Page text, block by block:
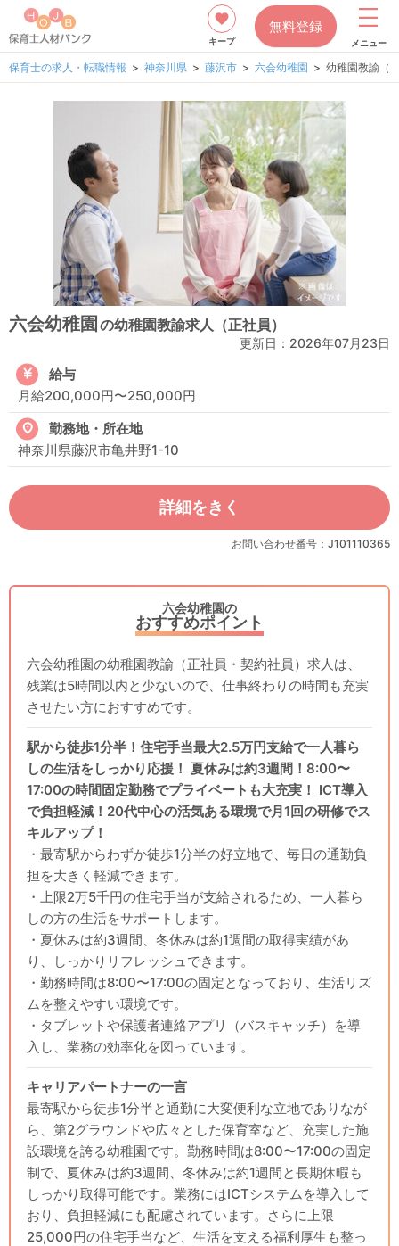
キープ
無料登録
メニュー
保育士の求人・転職情報 神奈川県 藤沢市 六会幼稚園 幼稚園教諭（
六会幼稚園 の幼稚園教諭求人（正社員）
更新日： 2026年07月23日
給与
月給200,000円〜250,000円
勤務地・所在地
神奈川県藤沢市亀井野1-10
詳細をきく
お問い合わせ番号：J101110365
六会幼稚園の
おすすめポイント
六会幼稚園の幼稚園教諭（正社員・契約社員）求人は、
残業は5時間以内と少ないので、仕事終わりの時間も充実
させたい方におすすめです。
駅から徒歩1分半！住宅手当最大2.5万円支給で一人暮ら
しの生活をしっかり応援！ 夏休みは約3週間！8:00〜
17:00の時間固定勤務でプライベートも大充実！ ICT導入
で負担軽減！20代中心の活気ある環境で月1回の研修でス
キルアップ！
・最寄駅からわずか徒歩1分半の好立地で、毎日の通勤負
担を大きく軽減できます。
・上限2万5千円の住宅手当が支給されるため、一人暮ら
しの方の生活をサポートします。
・夏休みは約3週間、冬休みは約1週間の取得実績があ
り、しっかりリフレッシュできます。
・勤務時間は8:00〜17:00の固定となっており、生活リズ
ムを整えやすい環境です。
・タブレットや保護者連絡アプリ（バスキャッチ）を導
入し、業務の効率化を図っています。
キャリアパートナーの一言
最寄駅から徒歩1分半と通勤に大変便利な立地でありなが
ら、第2グラウンドや広々とした保育室など、充実した施
設環境を誇る幼稚園です。勤務時間は8:00〜17:00の固定
制で、夏休みは約3週間、冬休みは約1週間と長期休暇も
しっかり取得可能です。業務にはICTシステムを導入して
おり、負担軽減にも配慮されています。さらに上限
25,000円の住宅手当など、生活を支える福利厚生も整っ